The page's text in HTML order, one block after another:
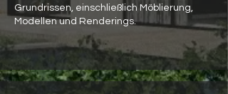
Grundrissen, einschließlich Möblierung,
Modellen und Renderings.